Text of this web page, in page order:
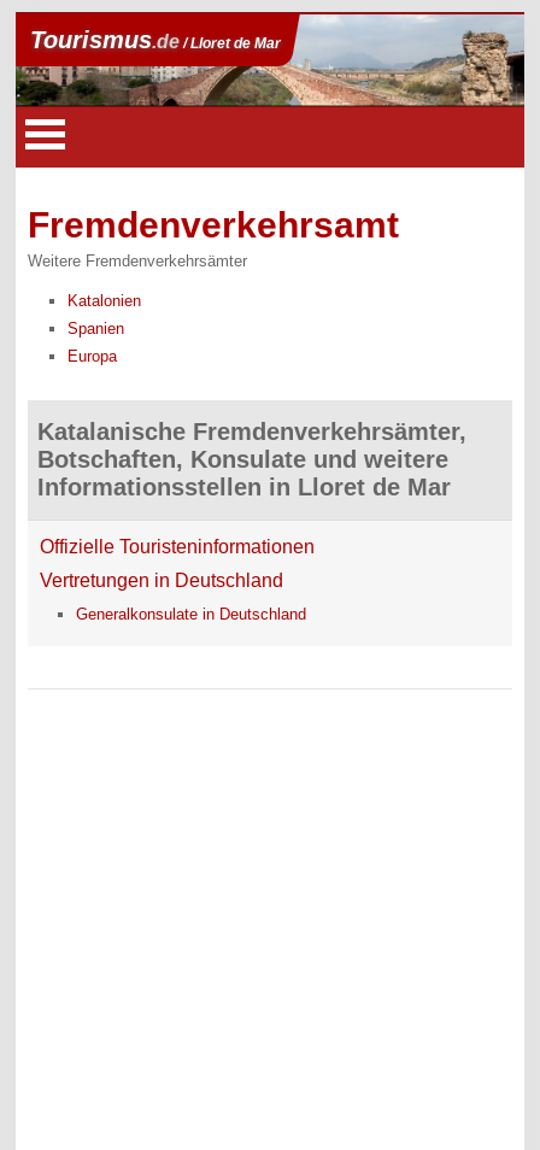
Tourismus.de/ Lloret de Mar
Fremdenverkehrsamt
Weitere Fremdenverkehrsämter
Katalonien
Spanien
Europa
Katalanische Fremdenverkehrsämter,
Botschaften, Konsulate und weitere
Informationsstellen in Lloret de Mar
Offizielle Touristeninformationen
Vertretungen in Deutschland
Generalkonsulate in Deutschland